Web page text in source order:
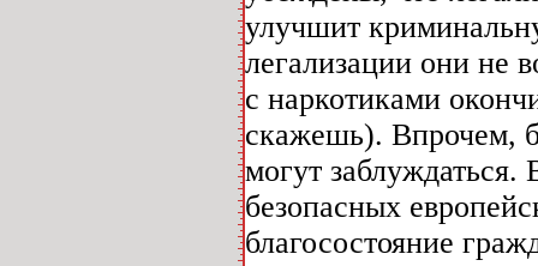
улучшит
легализации они не
с наркотиками
скажешь). Впрочем,
могут
безопасных
благосостояние